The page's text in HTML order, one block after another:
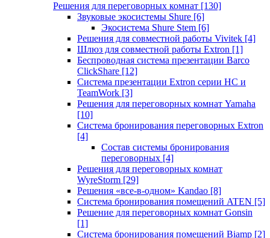
Решения для переговорных комнат [130]
Звуковые экосистемы Shure [6]
Экосистема Shure Stem [6]
Решения для совместной работы Vivitek [4]
Шлюз для совместной работы Extron [1]
Беспроводная система презентации Barco
ClickShare [12]
Система презентации Extron серии HC и
TeamWork [3]
Решения для переговорных комнат Yamaha
[10]
Система бронирования переговорных Extron
[4]
Состав системы бронирования
переговорных [4]
Решения для переговорных комнат
WyreStorm [29]
Решения «все-в-одном» Kandao [8]
Система бронирования помещений ATEN [5]
Решение для переговорных комнат Gonsin
[1]
Система бронирования помещений Biamp [2]